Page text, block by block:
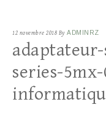
12 novembre 2018 By ADMINRZ
series-